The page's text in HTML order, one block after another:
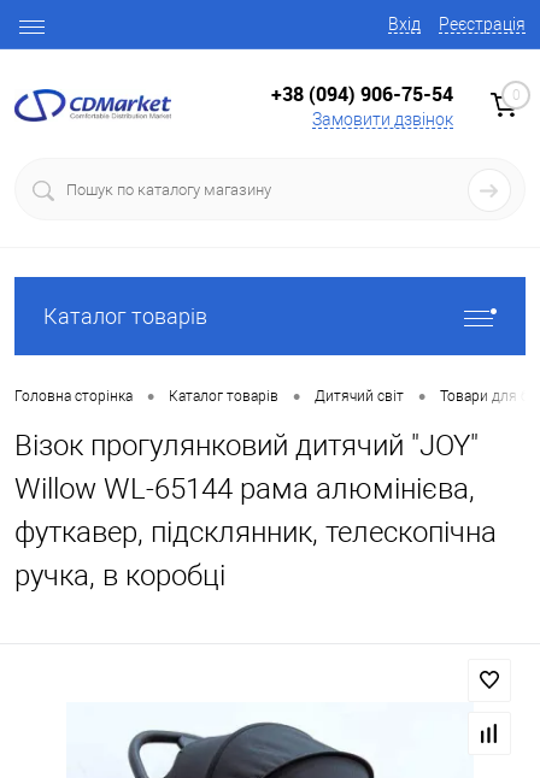
Вхід Реєстрація
+38 (094) 906-75-54
Замовити дзвінок
0
Каталог товарів
Головна сторінка • Каталог товарів • Дитячий світ • Товари для
Візок прогулянковий дитячий "JOY"
Willow WL-65144 рама алюмінієва,
футкавер, підсклянник, телескопічна
ручка, в коробці